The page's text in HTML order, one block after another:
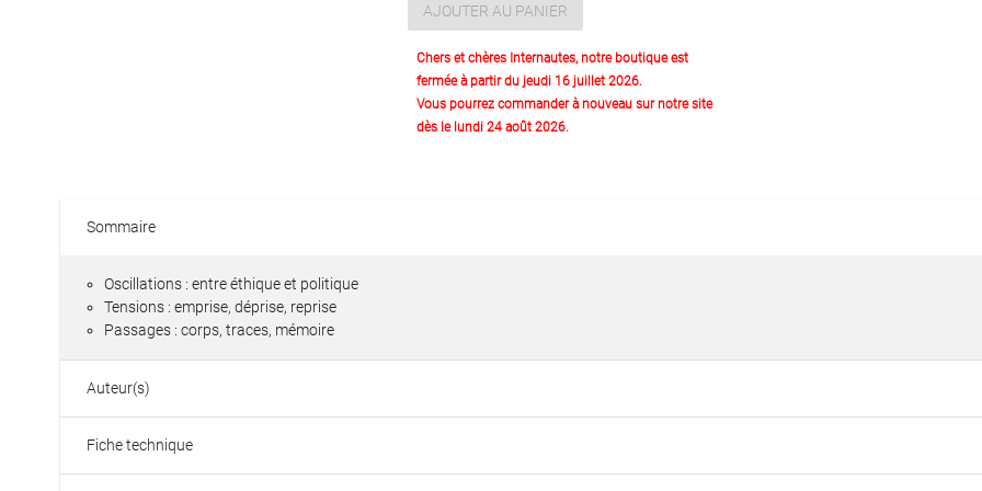
AJOUTER AU PANIER
Chers et chères Internautes, notre boutique est
fermée à partir du jeudi 16 juillet 2026.
Vous pourrez commander à nouveau sur notre site
dès le lundi 24 août 2026.
Sommaire
Oscillations : entre éthique et politique
Tensions : emprise, déprise, reprise
Passages : corps, traces, mémoire
Auteur(s)
Fiche technique